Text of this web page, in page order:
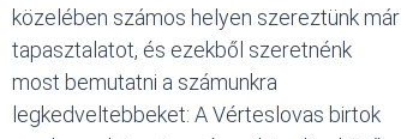
közelében számos helyen szereztünk már
tapasztalatot, és ezekből szeretnénk
most bemutatni a számunkra
legkedveltebbeket: A Vérteslovas birtok